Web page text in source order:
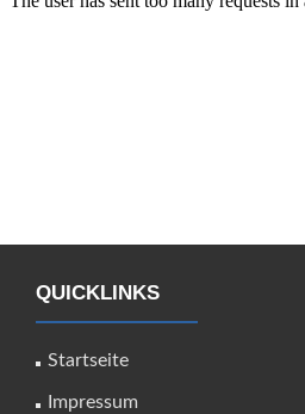
QUICKLINKS
Startseite
Impressum